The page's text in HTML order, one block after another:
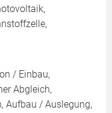
/ Einbau,
Abgleich,
Aufbau / Auslegung,